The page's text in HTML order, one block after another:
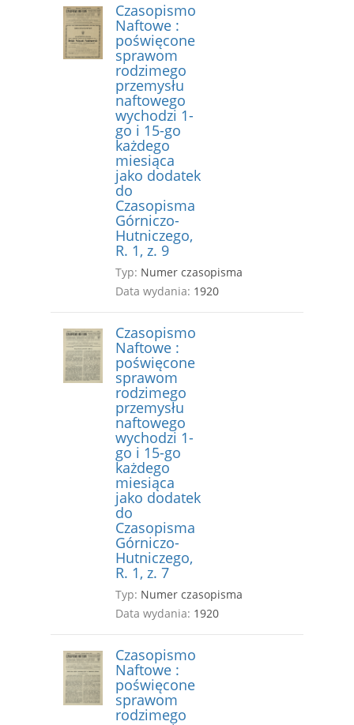
Czasopismo
Naftowe :
poświęcone
sprawom
rodzimego
przemysłu
naftowego
wychodzi 1-
go i 15-go
każdego
miesiąca
jako dodatek
do
Czasopisma
Górniczo-
Hutniczego,
R. 1, z. 9
Typ: Numer czasopisma
Data wydania: 1920
Czasopismo
Naftowe :
poświęcone
sprawom
rodzimego
przemysłu
naftowego
wychodzi 1-
go i 15-go
każdego
miesiąca
jako dodatek
do
Czasopisma
Górniczo-
Hutniczego,
R. 1, z. 7
Typ: Numer czasopisma
Data wydania: 1920
Czasopismo
Naftowe :
poświęcone
sprawom
rodzimego